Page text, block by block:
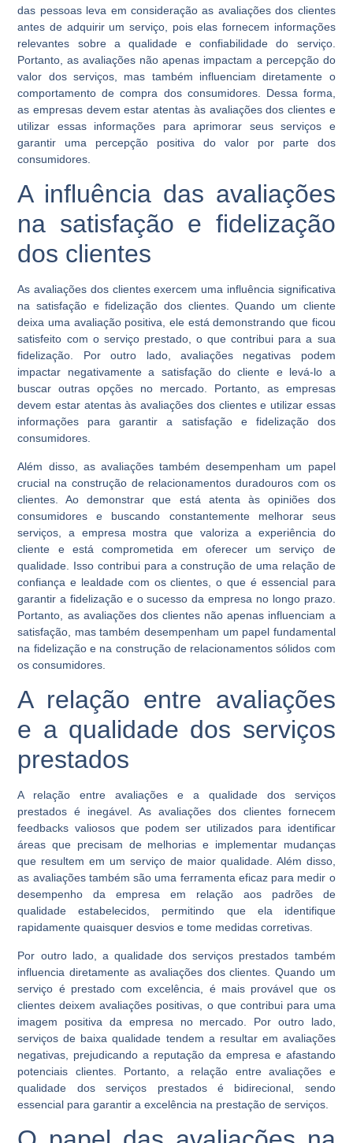
das pessoas leva em consideração as avaliações dos clientes
antes de adquirir um serviço, pois elas fornecem informações
relevantes sobre a qualidade e confiabilidade do serviço.
Portanto, as avaliações não apenas impactam a percepção do
valor dos serviços, mas também influenciam diretamente o
comportamento de compra dos consumidores. Dessa forma,
as empresas devem estar atentas às avaliações dos clientes e
utilizar essas informações para aprimorar seus serviços e
garantir uma percepção positiva do valor por parte dos
consumidores.
A influência das avaliações
na satisfação e fidelização
dos clientes
As avaliações dos clientes exercem uma influência significativa
na satisfação e fidelização dos clientes. Quando um cliente
deixa uma avaliação positiva, ele está demonstrando que ficou
satisfeito com o serviço prestado, o que contribui para a sua
fidelização. Por outro lado, avaliações negativas podem
impactar negativamente a satisfação do cliente e levá-lo a
buscar outras opções no mercado. Portanto, as empresas
devem estar atentas às avaliações dos clientes e utilizar essas
informações para garantir a satisfação e fidelização dos
consumidores.
Além disso, as avaliações também desempenham um papel
crucial na construção de relacionamentos duradouros com os
clientes. Ao demonstrar que está atenta às opiniões dos
consumidores e buscando constantemente melhorar seus
serviços, a empresa mostra que valoriza a experiência do
cliente e está comprometida em oferecer um serviço de
qualidade. Isso contribui para a construção de uma relação de
confiança e lealdade com os clientes, o que é essencial para
garantir a fidelização e o sucesso da empresa no longo prazo.
Portanto, as avaliações dos clientes não apenas influenciam a
satisfação, mas também desempenham um papel fundamental
na fidelização e na construção de relacionamentos sólidos com
os consumidores.
A relação entre avaliações
e a qualidade dos serviços
prestados
A relação entre avaliações e a qualidade dos serviços
prestados é inegável. As avaliações dos clientes fornecem
feedbacks valiosos que podem ser utilizados para identificar
áreas que precisam de melhorias e implementar mudanças
que resultem em um serviço de maior qualidade. Além disso,
as avaliações também são uma ferramenta eficaz para medir o
desempenho da empresa em relação aos padrões de
qualidade estabelecidos, permitindo que ela identifique
rapidamente quaisquer desvios e tome medidas corretivas.
Por outro lado, a qualidade dos serviços prestados também
influencia diretamente as avaliações dos clientes. Quando um
serviço é prestado com excelência, é mais provável que os
clientes deixem avaliações positivas, o que contribui para uma
imagem positiva da empresa no mercado. Por outro lado,
serviços de baixa qualidade tendem a resultar em avaliações
negativas, prejudicando a reputação da empresa e afastando
potenciais clientes. Portanto, a relação entre avaliações e
qualidade dos serviços prestados é bidirecional, sendo
essencial para garantir a excelência na prestação de serviços.